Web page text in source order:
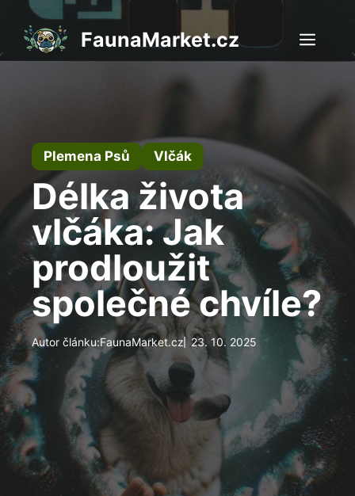
Přeskočit
obsah
FaunaMarket.cz
Plemena Psů Vlčák
Délka života
vlčáka: Jak
prodloužit
společné chvíle?
Autor článku:FaunaMarket.cz 23. 10. 2025